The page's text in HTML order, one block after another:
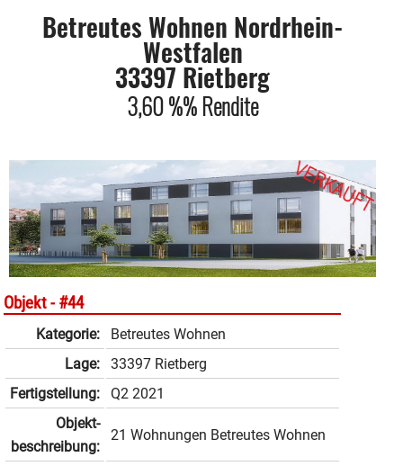
Betreutes Wohnen Nordrhein-
Westfalen
33397 Rietberg
3,60 %% Rendite
Objekt - #44
Kategorie:
Betreutes Wohnen
Lage:
33397 Rietberg
Fertigstellung:
Q2 2021
Objekt­
beschrei­bung:
21 Wohnungen Betreutes Wohnen